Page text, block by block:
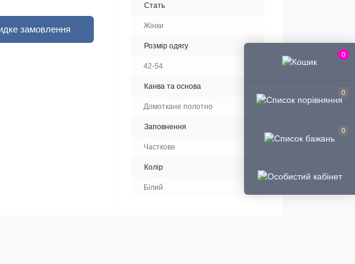
0
0
0
замовлення
Стать
Жінки
Розмір одягу
42-54
Канва та основа
Домоткане полотно
Заповнення
Часткове
Колір
Білий